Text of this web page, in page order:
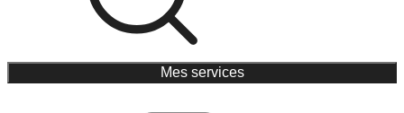
Mes services